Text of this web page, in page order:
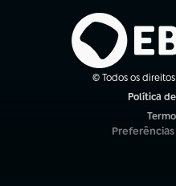
© Todos os
Política
(abre